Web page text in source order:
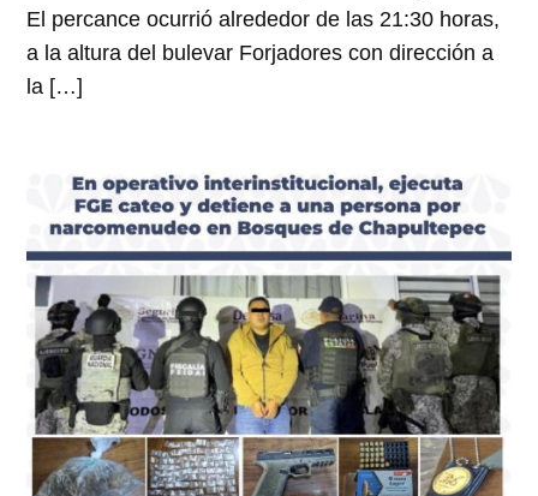
El percance ocurrió alrededor de las 21:30 horas,
a la altura del bulevar Forjadores con dirección a
la […]